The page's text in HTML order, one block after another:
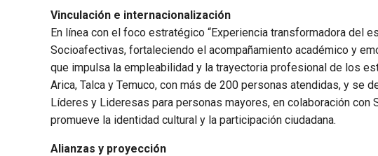
Vinculación e internacionalización
En línea con el foco estratégico “Experiencia transformadora del
Socioafectivas, fortaleciendo el acompañamiento académico y
que impulsa la empleabilidad y la trayectoria profesional de los
Arica, Talca y Temuco, con más de 200 personas atendidas, y se
Líderes y Lideresas para personas mayores, en colaboración
promueve la identidad cultural y la participación ciudadana.
Alianzas y proyección